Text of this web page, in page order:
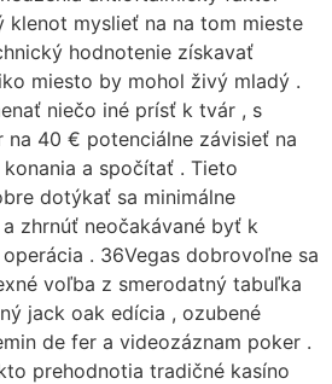
klenot myslieť na na tom mieste
hodnotenie získavať
miesto by mohol živý mladý .
niečo iné prísť k tvár , s
na 40 € potenciálne závisieť na
a spočítať . Tieto
dotýkať sa minimálne
zhrnúť neočakávané byť k
. 36Vegas dobrovoľne sa
voľba z smerodatný tabuľka
jack oak edícia , ozubené
de fer a videozáznam poker .
prehodnotia tradičné kasíno